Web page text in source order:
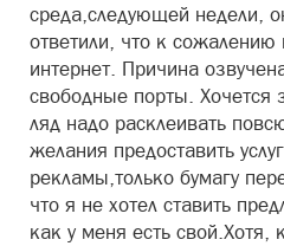
среда,следующей недели,
ответили, что к сожалению
интернет. Причина
свободные порты. Хочется
ляд надо расклеивать
желания предоставить
рекламы,только бумагу
что я не хотел ставить
как у меня есть свой.Хотя,